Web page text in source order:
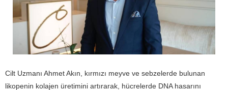
Cilt Uzmanı Ahmet Akın, kırmızı meyve ve sebzelerde bulunan
likopenin kolajen üretimini artırarak, hücrelerde DNA hasarını